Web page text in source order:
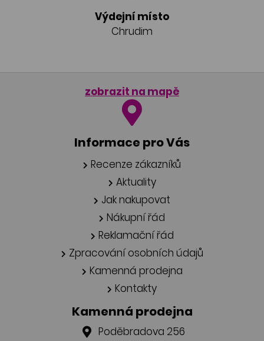
Výdejní místo
Chrudim
zobrazit na mapě
Informace pro Vás
Recenze zákazníků
Aktuality
Jak nakupovat
Nákupní řád
Reklamační řád
Zpracování osobních údajů
Kamenná prodejna
Kontakty
Kamenná prodejna
Poděbradova 256